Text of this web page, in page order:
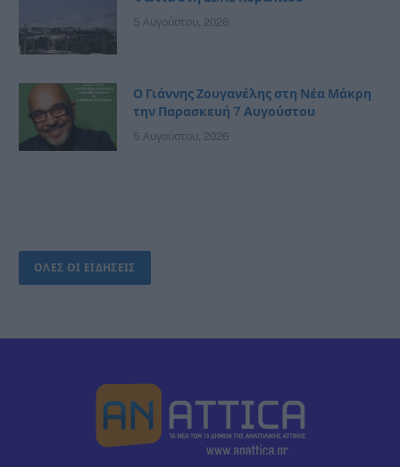
5 Αυγούστου, 2026
Ο Γιάννης Ζουγανέλης στη Νέα Μάκρη
την Παρασκευή 7 Αυγούστου
5 Αυγούστου, 2026
ΟΛΕΣ ΟΙ ΕΙΔΗΣΕΙΣ